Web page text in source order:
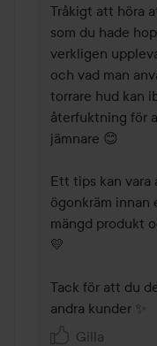
Tråkigt att höra
som du hade
verkligen
och vad man
torrare hud kan
återfuktning för
jämnare 😊
Ett tips kan
ögonkräm innan
mängd produkt
💛
Tack för att du
andra kunder ✨
Gilla